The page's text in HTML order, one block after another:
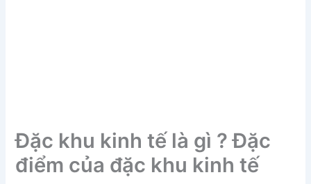
Đặc khu kinh tế là gì ? Đặc
điểm của đặc khu kinh tế